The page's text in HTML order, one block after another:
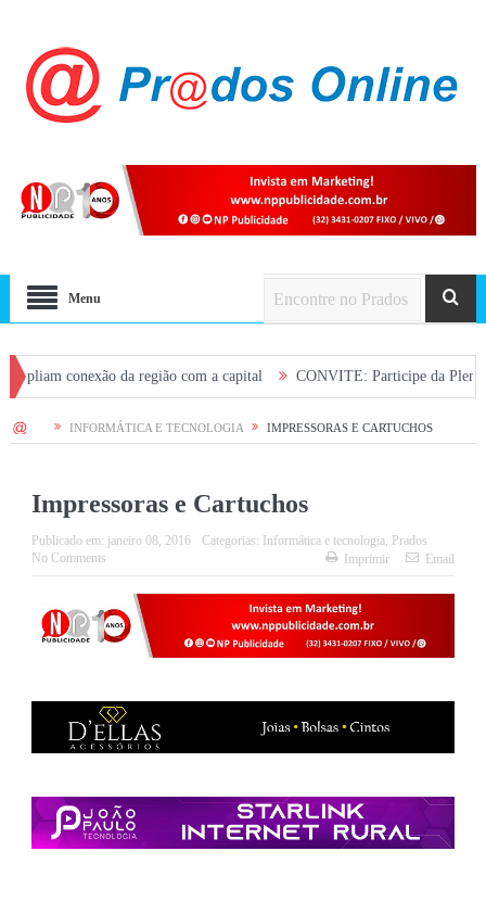
Menu
da região com a capital CONVITE: Participe da Plenária de
HOME INFORMÁTICA E TECNOLOGIA IMPRESSORAS E CARTUCHOS
Impressoras e Cartuchos
Publicado em: janeiro 08, 2016 Categorias: Informática e tecnologia, Prados
No Comments
Imprimir Email